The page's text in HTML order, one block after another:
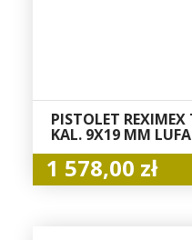
PISTOLET REXIMEX
KAL. 9X19 MM
1 578,00 zł